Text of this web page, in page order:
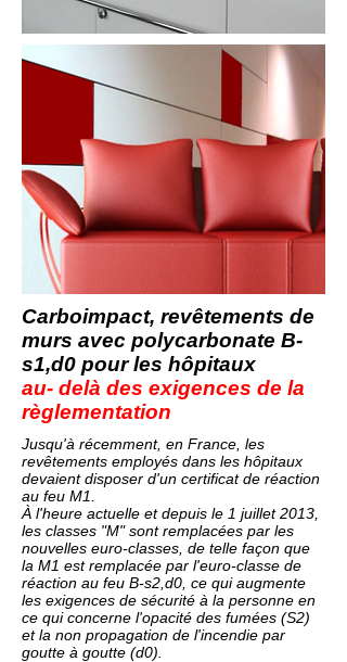
Carboimpact, revêtements de
murs avec polycarbonate B-
s1,d0 pour les hôpitaux
au- delà des exigences de la
règlementation
Jusqu'à récemment, en France, les
revêtements employés dans les hôpitaux
devaient disposer d'un certificat de réaction
au feu M1.
À l'heure actuelle et depuis le 1 juillet 2013,
les classes "M" sont remplacées par les
nouvelles euro-classes, de telle façon que
la M1 est remplacée par l'euro-classe de
réaction au feu B-s2,d0, ce qui augmente
les exigences de sécurité à la personne en
ce qui concerne l'opacité des fumées (S2)
et la non propagation de l'incendie par
goutte à goutte (d0).